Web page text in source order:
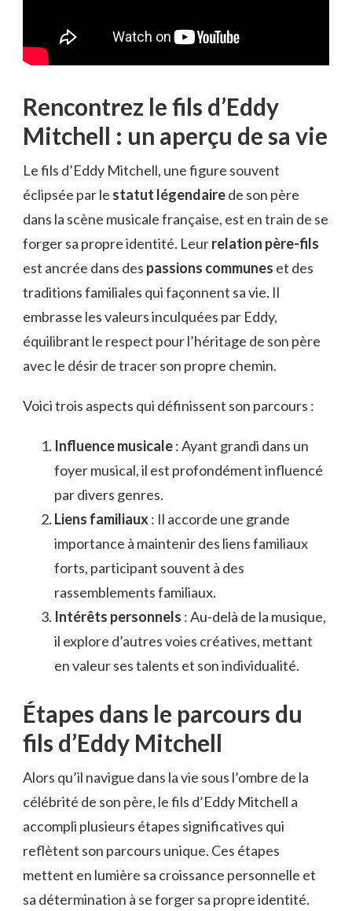
Rencontrez le fils d’Eddy
Mitchell : un aperçu de sa vie
Le fils d’Eddy Mitchell, une figure souvent
éclipsée par le statut légendairede son père
dans la scène musicale française, est en train de se
forger sa propre identité. Leurrelation père-fils
est ancrée dans des passions communes et des
traditions familiales qui façonnent sa vie. Il
embrasse les valeurs inculquées par Eddy,
équilibrant le respect pour l’héritage de son père
avec le désir de tracer son propre chemin.
Voici trois aspects qui définissent son parcours :
Influence musicale: Ayant grandi dans un
foyer musical, il est profondément influencé
par divers genres.
Liens familiaux : Il accorde une grande
importance à maintenir des liens familiaux
forts, participant souvent à des
rassemblements familiaux.
Intérêts personnels : Au-delà de la musique,
il explore d’autres voies créatives, mettant
en valeur ses talents et son individualité.
Étapes dans le parcours du
fils d’Eddy Mitchell
Alors qu’il navigue dans la vie sous l’ombre de la
célébrité de son père, le fils d’Eddy Mitchell a
accompli plusieurs étapes significatives qui
reflètent son parcours unique. Ces étapes
mettent en lumière sa croissance personnelle et
sa détermination à se forger sa propre identité.